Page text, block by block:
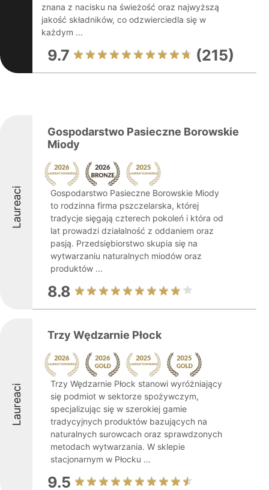
znana z nacisku na świeżość oraz najwyższą
jakość składników, co odzwierciedla się w
każdym ...
9.7 (215)
Laureaci
Gospodarstwo Pasieczne Borowskie
Miody
Gospodarstwo Pasieczne Borowskie Miody
to rodzinna firma pszczelarska, której
tradycje sięgają czterech pokoleń i która od
lat prowadzi działalność z oddaniem oraz
pasją. Przedsiębiorstwo skupia się na
wytwarzaniu naturalnych miodów oraz
produktów ...
8.8
Laureaci
Trzy Wędzarnie Płock
Trzy Wędzarnie Płock stanowi wyróżniający
się podmiot w sektorze spożywczym,
specjalizując się w szerokiej gamie
tradycyjnych produktów bazujących na
naturalnych surowcach oraz sprawdzonych
metodach wytwarzania. W sklepie
stacjonarnym w Płocku ...
9.5